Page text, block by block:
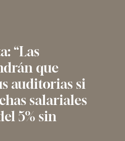
“Las
que
auditorias si
salariales
5% sin